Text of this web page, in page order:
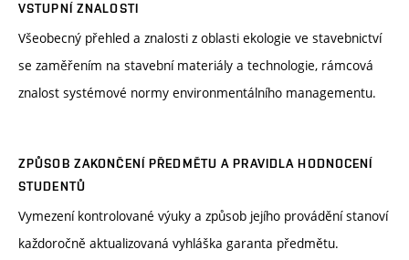
VSTUPNÍ ZNALOSTI
Všeobecný přehled a znalosti z oblasti ekologie ve stavebnictví
se zaměřením na stavební materiály a technologie, rámcová
znalost systémové normy environmentálního managementu.
ZPŮSOB ZAKONČENÍ PŘEDMĚTU A PRAVIDLA HODNOCENÍ
STUDENTŮ
Vymezení kontrolované výuky a způsob jejího provádění stanoví
každoročně aktualizovaná vyhláška garanta předmětu.